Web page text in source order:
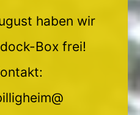
haben wir
Box frei!